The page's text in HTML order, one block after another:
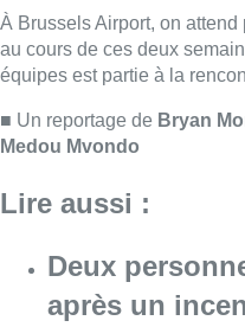
À Brussels Airport, on
au cours de ces deux
équipes est partie à la
■ Un reportage de Bryan
Medou Mvondo
Lire aussi :
Deux
après un